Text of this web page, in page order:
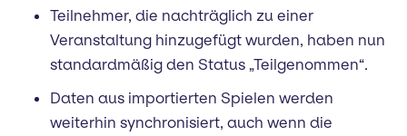
Teilnehmer, die nachträglich zu einer
Veranstaltung hinzugefügt wurden, haben nun
standardmäßig den Status „Teilgenommen“.
Daten aus importierten Spielen werden
weiterhin synchronisiert, auch wenn die